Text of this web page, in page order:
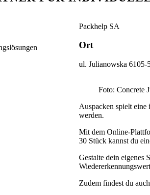
Packhelp SA
Ort
ul. Julianowska 6105-
Foto: Concrete
Auspacken spielt
werden.
Mit dem Online-
30 Stück kannst du
Gestalte dein eigenes
Zudem findest du